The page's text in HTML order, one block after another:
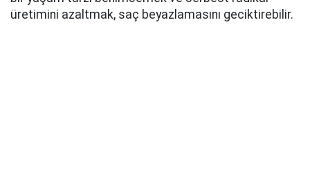
üretimini azaltmak, saç beyazlamasını geciktirebilir.